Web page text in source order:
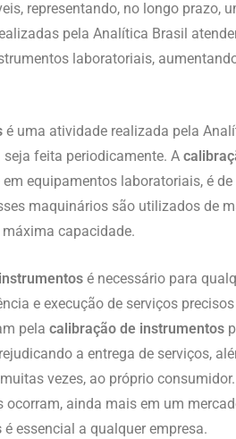
representando, no longo prazo,
pela Analítica Brasil
laboratoriais,
é uma atividade realizada pela
feita periodicamente. A
equipamentos laboratoriais, é de
maquinários são utilizados de
capacidade.
é necessário para
e execução de serviços
pela calibração de instrumentos
a entrega de serviços,
vezes, ao próprio
ocorram, ainda mais em um
é essencial a qualquer empresa.